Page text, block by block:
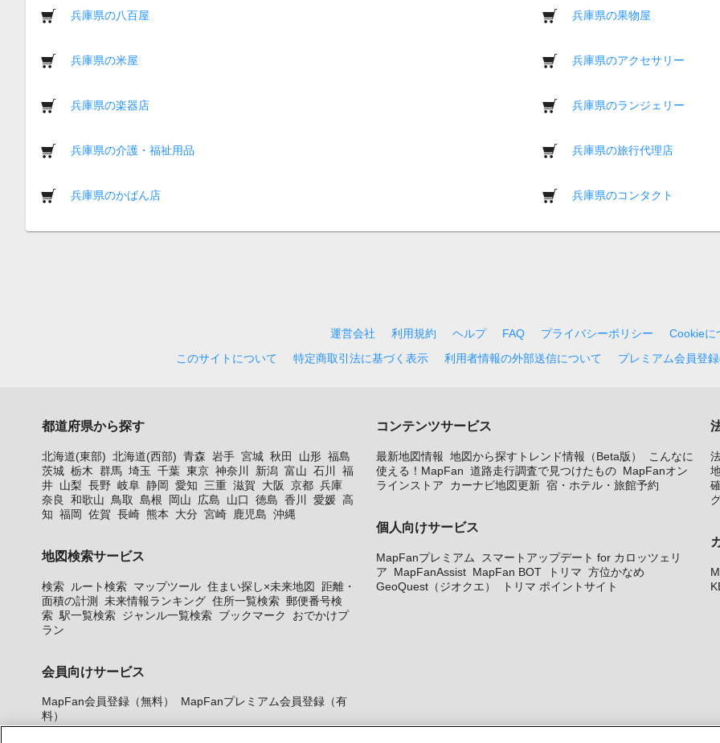
兵庫県の八百屋 兵庫県の果物屋
兵庫県の米屋 兵庫県のアクセサリー
兵庫県の楽器店 兵庫県のランジェリー
兵庫県の介護・福祉用品 兵庫県の旅行代理店
兵庫県のかばん店 兵庫県のコンタクト
運営会社 利用規約 ヘルプ FAQ プライバシーポリシー
Cookieに
このサイトについて
特定商取引法に基づく表示 利用者情報の外部送信について プレミアム会員登
都道府県から探す
北海道(東部) 北海道(西部) 青森 岩手 宮城 秋田 山形 福島
茨城 栃木 群馬 埼玉 千葉 東京 神奈川 新潟 富山 石川
福
井 山梨 長野 岐阜 静岡 愛知 三重 滋賀 大阪 京都 兵庫
奈良
和歌山 鳥取 島根 岡山 広島 山口 徳島 香川 愛媛 高
知 福岡 佐賀 長崎 熊本 大分 宮崎 鹿児島 沖縄
地図検索サービス
検索 ルート検索 マップツール 住まい探し×未来地図
距離・
面積の計測 未来情報ランキング 住所一覧検索 郵便番号検
索 駅一覧検索 ジャンル一覧検索 ブックマーク
おでかけプ
ラン
会員向けサービス
MapFan会員登録（無料）
MapFanプレミアム会員登録（有
料）
コンテンツサービス
最新地図情報 地図から探すトレンド情報（Beta版）
こんなに
使える！MapFan 道路走行調査で見つけたもの MapFanオン
ラインストア
カーナビ地図更新 宿・ホテル・旅館予約
個人向けサービス
MapFanプレミアム
スマートアップデート for カロッツェリ
ア
MapFanAssist MapFan BOT トリマ 方位かなめ
GeoQuest（ジオクエ）
トリマ ポイントサイト